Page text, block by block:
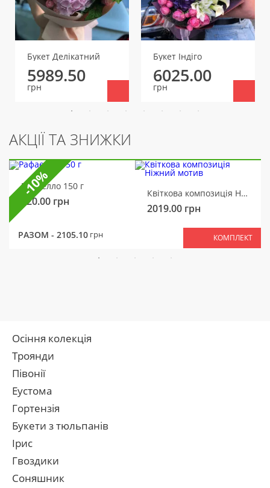
Букет Делікатний
5989.50
грн
Букет Індіго
6025.00
грн
АКЦІЇ ТА ЗНИЖКИ
Рафаелло 150 г
320.00 грн
Квіткова композиція Ніжний мотив
2019.00 грн
РАЗОМ - 2105.10 грн КОМПЛЕКТ
-10%
Осіння колекція
Троянди
Півонії
Еустома
Гортензія
Букети з тюльпанів
Ірис
Гвоздики
Соняшник